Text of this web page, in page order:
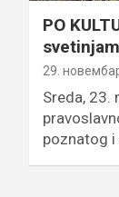
PO
29.
Sreda, 23.
poznatog i